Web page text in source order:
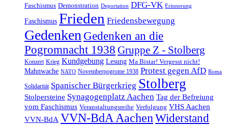
Faschismus Demonstration Deportation DFG-VK Erinnerung
Faschismus Frieden Friedensbewegung
Gedenken Gedenken an die
Pogromnacht 1938 Gruppe Z - Stolberg
Konzert Krieg Kundgebung Lesung Ma Bistar! Vergesst nicht!
Mahnwache NATO Novemberpogrome 1938 Protest gegen AfD Roma
Solidarität Spanischer Bürgerkrieg Stolberg
Stolpersteine Synagogenplatz Aachen Tag der Befreiung
vom Faschismus Veranstaltungsreihe Verfolgung VHS Aachen
VVN-BdA VVN-BdA AachenWiderstand